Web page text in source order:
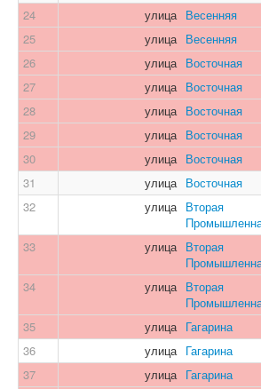
24
улица Весенняя
25
улица Весенняя
26
улица Восточная
27
улица Восточная
28
улица Восточная
29
улица Восточная
30
улица Восточная
31
улица Восточная
32
улица Вторая
33 улица Вторая
34 улица Вторая
35 улица Гагарина
36
улица Гагарина
37
улица Гагарина